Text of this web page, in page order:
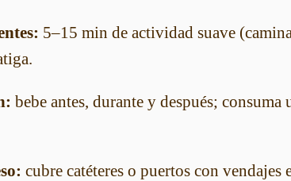
5–15 min de actividad suave
bebe antes, durante y después; consuma
cubre catéteres o puertos con vendajes